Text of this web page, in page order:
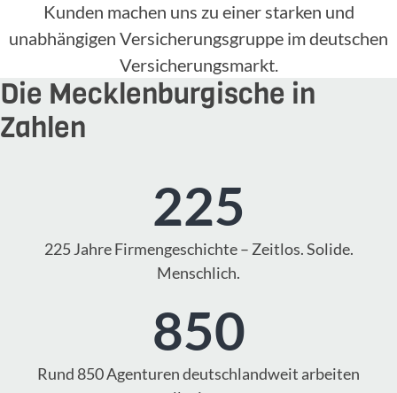
Kunden machen uns zu einer starken und
unabhängigen Versicherungsgruppe im deutschen
Versicherungsmarkt.
Die Mecklenburgische in
Zahlen
225
225 Jahre Firmengeschichte – Zeitlos. Solide.
Menschlich.
850
Rund 850 Agenturen deutschlandweit arbeiten